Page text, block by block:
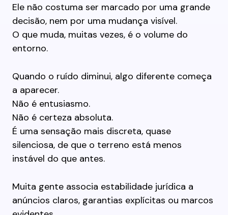
Ele não costuma ser marcado por uma grande
decisão, nem por uma mudança visível.
O que muda, muitas vezes, é o volume do
entorno.
Quando o ruído diminui, algo diferente começa
a aparecer.
Não é entusiasmo.
Não é certeza absoluta.
É uma sensação mais discreta, quase
silenciosa, de que o terreno está menos
instável do que antes.
Muita gente associa estabilidade jurídica a
anúncios claros, garantias explícitas ou marcos